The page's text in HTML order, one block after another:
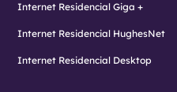
Internet Residencial Giga +
Internet Residencial HughesNet
Internet Residencial Desktop